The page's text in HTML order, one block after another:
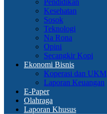
Pendidikan
Kesehatan
Sosok
Teknologi
Na Rona
Opini
Secangkir Kopi
Ekonomi Bisnis
Koperasi dan UKM
Laporan Keuangan
E-Paper
Olahraga
Laporan Khusus